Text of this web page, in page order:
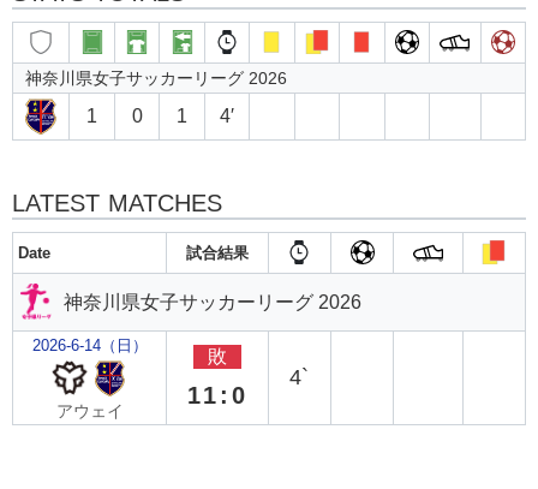
神奈川県女子サッカーリーグ 2026
1 0 1 4′
LATEST MATCHES
Date 試合結果
神奈川県女子サッカーリーグ 2026
2026-6-14（日）
アウェイ
敗
11:0
4`